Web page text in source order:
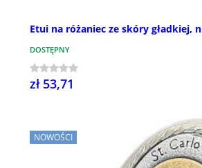
Etui na różaniec ze skóry gładkiej,
DOSTĘPNY
zł 53,71
NOWOŚCI